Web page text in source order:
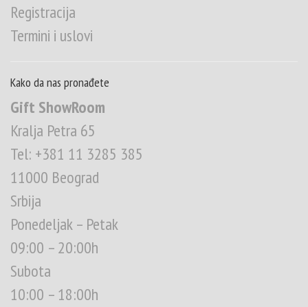
Registracija
Termini i uslovi
Kako da nas pronađete
Gift ShowRoom
Kralja Petra 65
Tel: +381 11 3285 385
11000 Beograd
Srbija
Ponedeljak – Petak
09:00 – 20:00h
Subota
10:00 – 18:00h